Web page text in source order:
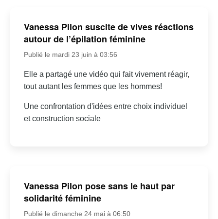
Vanessa Pilon suscite de vives réactions
autour de l’épilation féminine
Publié le mardi 23 juin à 03:56
Elle a partagé une vidéo qui fait vivement réagir,
tout autant les femmes que les hommes!
Une confrontation d'idées entre choix individuel
et construction sociale
Vanessa Pilon pose sans le haut par
solidarité féminine
Publié le dimanche 24 mai à 06:50